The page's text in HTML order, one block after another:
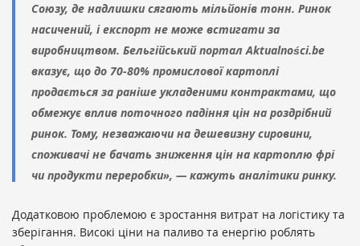
Союзу, де надлишки сягають мільйонів тонн. Ринок
насичений, і експорт не може встигати за
виробництвом. Бельгійський портал Aktualności.be
вказує, що до 70-80% промислової картоплі
продається за раніше укладеними контрактами, що
обмежує вплив поточного падіння цін на роздрібний
ринок. Тому, незважаючи на дешевизну сировини,
споживачі не бачать зниження цін на картоплю фрі
чи продукти переробки», — кажуть аналітики ринку.
Додатковою проблемою є зростання витрат на логістику та
зберігання. Високі ціни на паливо та енергію роблять